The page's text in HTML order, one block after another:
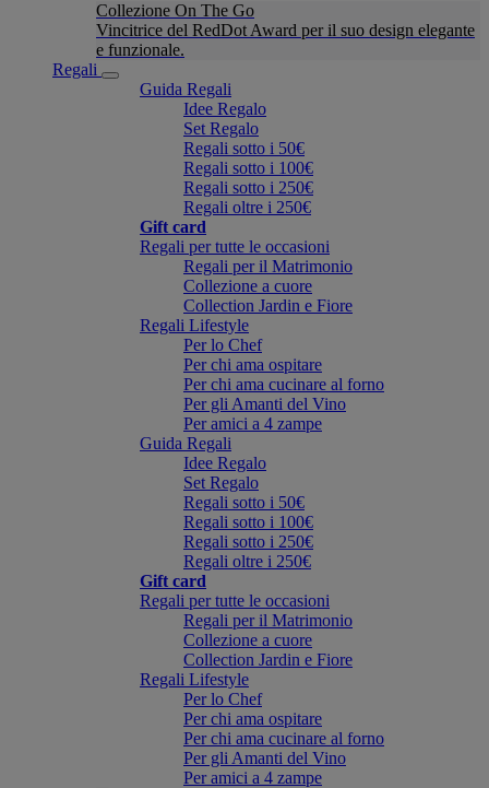
Collezione On The Go
Vincitrice del RedDot Award per il suo design elegante
e funzionale.
Regali
Guida Regali
Idee Regalo
Set Regalo
Regali sotto i 50€
Regali sotto i 100€
Regali sotto i 250€
Regali oltre i 250€
Gift card
Regali per tutte le occasioni
Regali per il Matrimonio
Collezione a cuore
Collection Jardin e Fiore
Regali Lifestyle
Per lo Chef
Per chi ama ospitare
Per chi ama cucinare al forno
Per gli Amanti del Vino
Per amici a 4 zampe
Guida Regali
Idee Regalo
Set Regalo
Regali sotto i 50€
Regali sotto i 100€
Regali sotto i 250€
Regali oltre i 250€
Gift card
Regali per tutte le occasioni
Regali per il Matrimonio
Collezione a cuore
Collection Jardin e Fiore
Regali Lifestyle
Per lo Chef
Per chi ama ospitare
Per chi ama cucinare al forno
Per gli Amanti del Vino
Per amici a 4 zampe